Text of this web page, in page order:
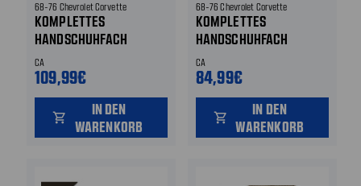
68-76 Chevrolet Corvette
KOMPLETTES
HANDSCHUHFACH
HINTEN
CA
109,99€
shopping_cart
IN DEN
WARENKORB
68-76 Chevrolet Corvette
KOMPLETTES
HANDSCHUHFACH
HINTEN
CA
84,99€
shopping_cart
IN DEN
WARENKORB